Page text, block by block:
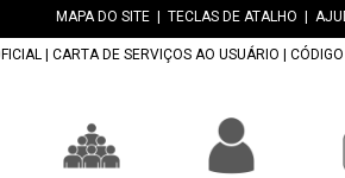
MAPA DO SITE TECLAS DE ATALHO
CARTA DE SERVIÇOS AO USUÁRIO